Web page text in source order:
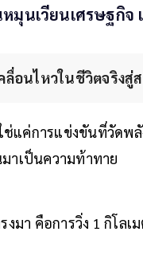
หมุนเวียนเศรษฐกิ
คลื่อนไหวในชีวิตจริง
ช่แค่การแข่งขันที่วัดพ
าเป็นความท้าทาย
มา คือการวิ่ง 1 กิโล